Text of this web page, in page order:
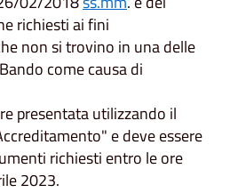
richiesti ai fini
non si trovino in una delle
come causa di
presentata utilizzando il
e deve essere
richiesti entro le ore
2023.